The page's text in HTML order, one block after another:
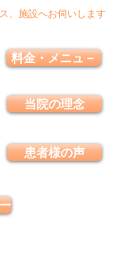
、施設へお伺いします
料金・メニュ－
当院の理念
患者様の声